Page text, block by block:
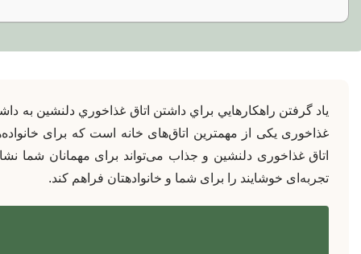
یاد گرفتن راهکارهايي براي داشتن اتاق غذاخوري دلنشين به
غذاخوری یکی از مهمترین اتاق‌های خانه است که برای
اتاق غذاخوری دلنشین و جذاب می‌تواند برای مهمانان شما
تجربه‌ای خوشایند را برای شما و خانوادهتان فراهم کند.